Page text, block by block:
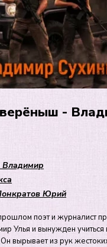
-
Владимир
Юрий
поэт и журналист
Улья и вынужден
Он вырывает из рук